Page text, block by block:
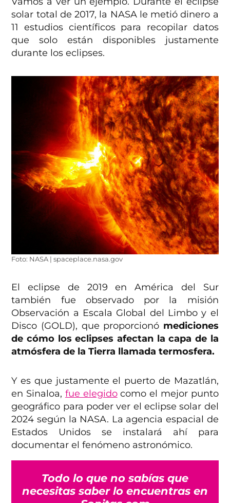
solar total de 2017, la NASA le metió dinero a
11 estudios científicos para recopilar datos
que solo están disponibles justamente
durante los eclipses.
Foto: NASA | spaceplace.nasa.gov
El eclipse de 2019 en América del Sur
también fue observado por la misión
Observación a Escala Global del Limbo y el
Disco (GOLD), que proporcionó mediciones
de cómo los eclipses afectan la capa de la
atmósfera de la Tierra llamada termosfera.
Y es que justamente el puerto de Mazatlán,
en Sinaloa, fue elegidocomo el mejor punto
geográfico para poder ver el eclipse solar del
2024 según la NASA. La agencia espacial de
Estados Unidos se instalará ahí para
documentar el fenómeno astronómico.
Todo lo que no sabías que
necesitas saber lo encuentras en